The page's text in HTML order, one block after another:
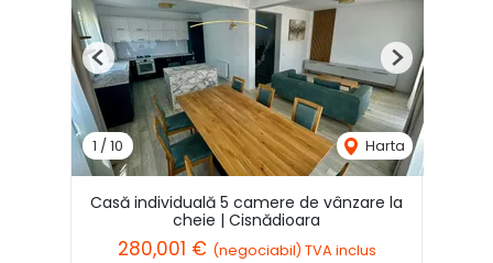
1 /10 Harta
Previous Next
Casă individuală 5 camere de vânzare la
cheie | Cisnădioara
280,001 € (negociabil) TVA inclus